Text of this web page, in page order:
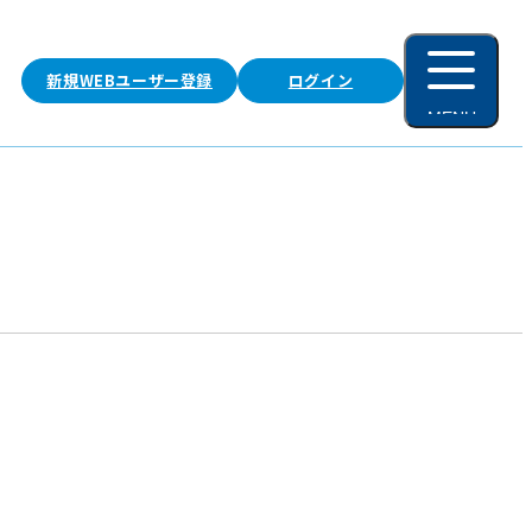
新規WEBユーザー登録 ログイン
MENU